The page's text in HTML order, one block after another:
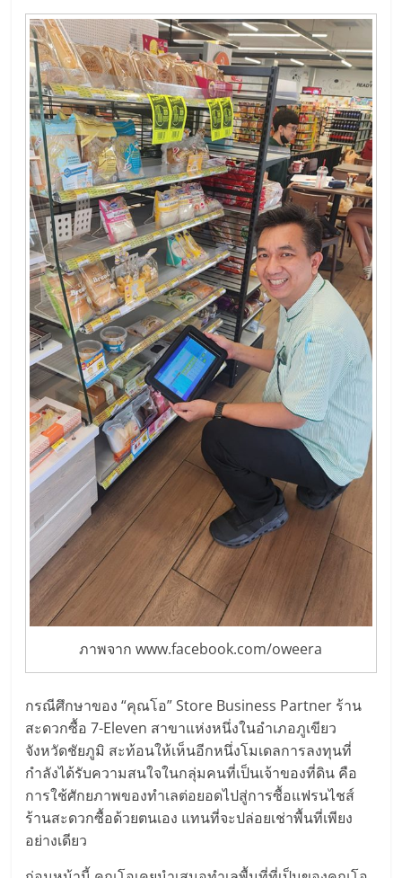
ภาพจาก www.facebook.com/oweera
กรณีศึกษาของ “คุณโอ” Store Business Partner ร้าน
สะดวกซื้อ 7-Eleven สาขาแห่งหนึ่งในอำเภอภูเขียว
จังหวัดชัยภูมิ สะท้อนให้เห็นอีกหนึ่งโมเดลการลงทุนที่
กำลังได้รับความสนใจในกลุ่มคนที่เป็นเจ้าของที่ดิน คือ
การใช้ศักยภาพของทำเลต่อยอดไปสู่การซื้อแฟรนไชส์
ร้านสะดวกซื้อด้วยตนเอง แทนที่จะปล่อยเช่าพื้นที่เพียง
อย่างเดียว